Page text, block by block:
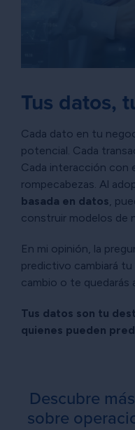
Tus datos,
Cada dato en tu
potencial. Cada
Cada interacción con
rompecabezas. Al
basada en datos,
construir modelos de
En mi opinión, la
predictivo cambiará
cambio o te quedarás
Tus datos son tu
quienes pueden
Descubre
sobre